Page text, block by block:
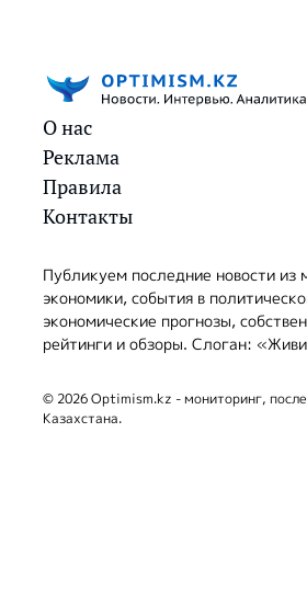
О нас
Реклама
Правила
Контакты
Публикуем последние новости из
экономики, события в
экономические прогнозы,
рейтинги и обзоры. Слоган:
© 2026 Optimism.kz - мониторинг,
Казахстана.